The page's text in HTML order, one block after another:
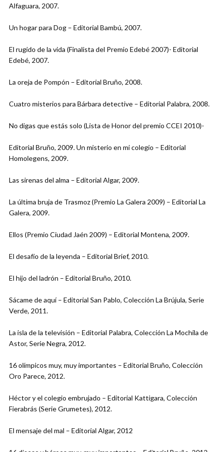
Alfaguara, 2007.
Un hogar para Dog – Editorial Bambú, 2007.
El rugido de la vida (Finalista del Premio Edebé 2007)- Editorial
Edebé, 2007.
La oreja de Pompón – Editorial Bruño, 2008.
Cuatro misterios para Bárbara detective – Editorial Palabra, 2008.
No digas que estás solo (Lista de Honor del premio CCEI 2010)-
Editorial Bruño, 2009. Un misterio en mi colegio – Editorial
Homolegens, 2009.
Las sirenas del alma – Editorial Algar, 2009.
La última bruja de Trasmoz (Premio La Galera 2009) – Editorial La
Galera, 2009.
Ellos (Premio Ciudad Jaén 2009) – Editorial Montena, 2009.
El desafío de la leyenda – Editorial Brief, 2010.
El hijo del ladrón – Editorial Bruño, 2010.
Sácame de aquí – Editorial San Pablo, Colección La Brújula, Serie
Verde, 2011.
La isla de la televisión – Editorial Palabra, Colección La Mochila de
Astor, Serie Negra, 2012.
16 olímpicos muy, muy importantes – Editorial Bruño, Colección
Oro Parece, 2012.
Héctor y el colegio embrujado – Editorial Kattigara, Colección
Fierabrás (Serie Grumetes), 2012.
El mensaje del mal – Editorial Algar, 2012